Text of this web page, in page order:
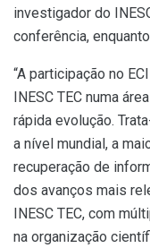
investigador do
conferência,
“A participação no
INESC TEC numa
rápida evolução.
a nível mundial, a
recuperação de
dos avanços mais
INESC TEC, com
na organização